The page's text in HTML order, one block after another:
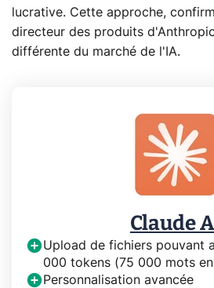
lucrative. Cette approche,
directeur des produits
différente du marché de l'IA.
Claude
Upload de fichiers pouvant
000 tokens (75 000 mots
Personnalisation avancée